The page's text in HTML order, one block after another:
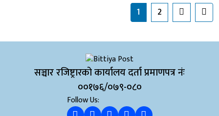
लागि सम्बन्धित निकायसँग समन्वय सुरु गरेका छन् । आ...
1 2
सञ्चार रजिष्ट्रारको कार्यालय दर्ता प्रमाणपत्र नंः
००१७६/०७९-०८०
Follow Us: